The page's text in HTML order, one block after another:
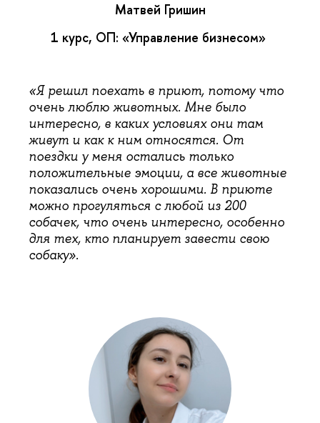
Матвей Гришин
1 курс, ОП: «Управление бизнесом»
«Я решил поехать в приют, потому что
очень люблю животных. Мне было
интересно, в каких условиях они там
живут и как к ним относятся. От
поездки у меня остались только
положительные эмоции, а все животные
показались очень хорошими. В приюте
можно прогуляться с любой из 200
собачек, что очень интересно, особенно
для тех, кто планирует завести свою
собаку».